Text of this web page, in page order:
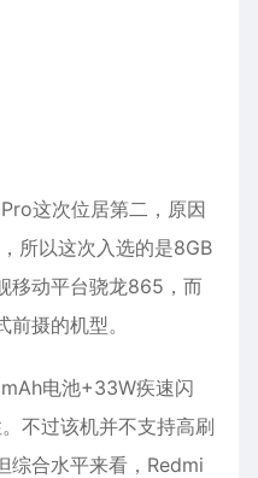
这次位居第二，原因
所以这次入选的是8GB
移动平台骁龙865，而
摄的机型。
电池+33W疾速闪
不过该机并不支持高刷
综合水平来看，Redmi